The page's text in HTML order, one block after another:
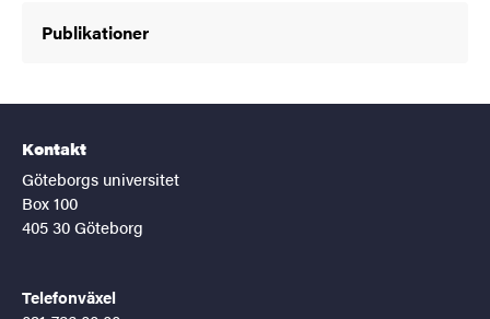
Publikationer
Kontakt
Göteborgs universitet
Box 100
405 30 Göteborg
Telefonväxel